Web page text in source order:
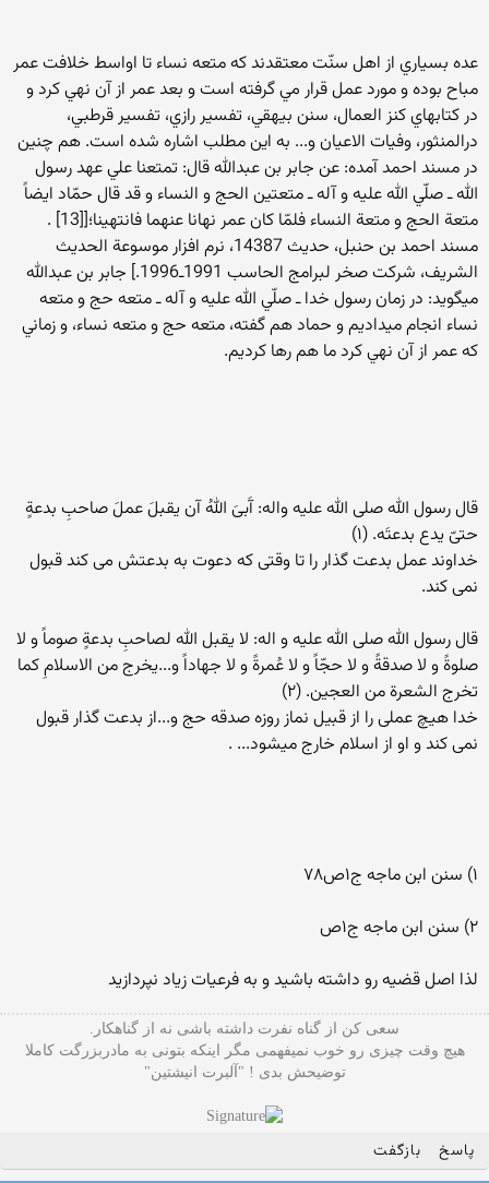
عده بسياري از اهل سنّت معتقدند كه متعه نساء تا اواسط خلافت عمر
مباح بوده و مورد عمل قرار مي گرفته است و بعد عمر از آن نهي كرد و
در كتاب‎هاي كنز العمال، سنن بيهقي، تفسير رازي، تفسير قرطبي،
درالمنثور، وفيات الاعيان و... به اين مطلب اشاره شده است. هم چنين
در مسند احمد آمده: عن جابر بن عبدالله قال: تمتعنا علي عهد رسول
الله ـ صلّي الله عليه و آله ـ متعتين الحج و النساء و قد قال حمّاد ايضاً
متعة الحج و متعة النساء فلمّا كان عمر نهانا عنهما فانتهينا؛[[13] .
مسند احمد بن حنبل، حديث 14387، نرم افزار موسوعة الحديث
الشريف، شركت صخر لبرامج الحاسب 1991ـ1996.] جابر بن عبدالله
مي‎گويد: در زمان رسول خدا ـ صلّي الله عليه و آله ـ متعه حج و متعه
نساء انجام مي‎داديم و حماد هم گفته، متعه حج و متعه نساء، و زماني
كه عمر از آن نهي كرد ما هم رها كرديم.
قال رسول الله صلی الله علیه واله: آَبیَ اللهُ آن یقبلَ عملَ صاحبِ بدعةٍ
حتیّ یدع بدعتَه. (۱)
خداوند عمل بدعت گذار را تا وقتی که دعوت به بدعتش می کند قبول
نمی کند.
قال رسول الله صلی الله علیه و اله: لا یقبل الله لصاحبِ بدعةٍ صوماً و لا
صلوةً و لا صدقةً و لا حجّاً و لا عُمرةً و لا جهاداً و...یخرج من الاسلامِ کما
تخرج الشعرة من العجین. (۲)
خدا هیچ عملی را از قبیل نماز روزه صدقه حج و...از بدعت گذار قبول
نمی کند و او از اسلام خارج میشود... .
۱) سنن ابن ماجه ج۱ص۷۸
۲) سنن ابن ماجه ج۱ص
لذا اصل قضیه رو داشته باشید و به فرعیات زیاد نپردازید
سعی کن از گناه نفرت داشته باشی نه از گناهکار.
هیچ وقت چیزی رو خوب نمیفهمی مگر اینکه بتونی به مادربزرگت کاملا
توضیحش بدی ! "آلبرت انیشتین"
پاسخ بازگفت